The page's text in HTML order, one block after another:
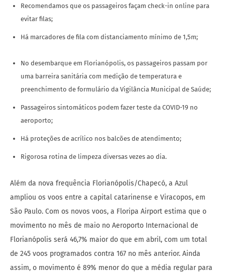
Recomendamos que os passageiros façam check-in online para
evitar filas;
Há marcadores de fila com distanciamento mínimo de 1,5m;
No desembarque em Florianópolis, os passageiros passam por
uma barreira sanitária com medição de temperatura e
preenchimento de formulário da Vigilância Municipal de Saúde;
Passageiros sintomáticos podem fazer teste da COVID-19 no
aeroporto;
Há proteções de acrílico nos balcões de atendimento;
Rigorosa rotina de limpeza diversas vezes ao dia.
Além da nova frequência Florianópolis/Chapecó, a Azul
ampliou os voos entre a capital catarinense e Viracopos, em
São Paulo. Com os novos voos, a Floripa Airport estima que o
movimento no mês de maio no Aeroporto Internacional de
Florianópolis será 46,7% maior do que em abril, com um total
de 245 voos programados contra 167 no mês anterior. Ainda
assim, o movimento é 89% menor do que a média regular para